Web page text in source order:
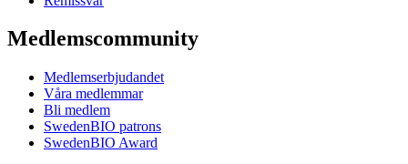
Medlemscommunity
Medlemserbjudandet
Våra medlemmar
Bli medlem
SwedenBIO patrons
SwedenBIO Award